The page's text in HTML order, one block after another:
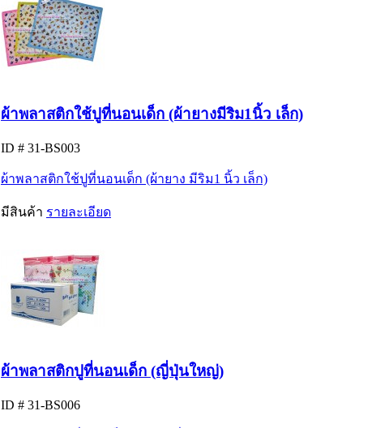
ผ้าพลาสติกใช้ปูที่นอนเด็ก (ผ้ายางมีริม1นิ้ว เล็ก)
ID # 31-BS003
ผ้าพลาสติกใช้ปูที่นอนเด็ก (ผ้ายาง มีริม1 นิ้ว เล็ก)
มีสินค้า รายละเอียด
ผ้าพลาสติกปูที่นอนเด็ก (ญี่ปุ่นใหญ่)
ID # 31-BS006